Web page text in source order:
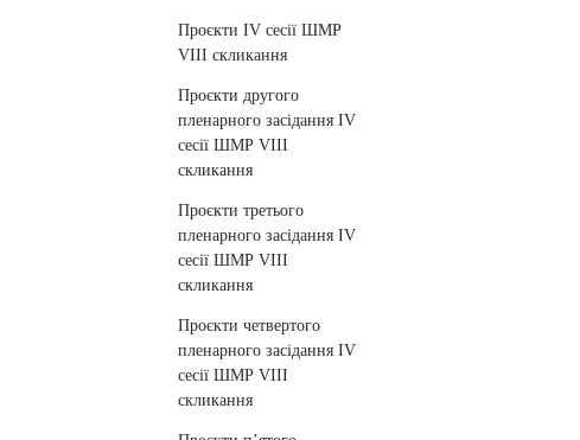
Проєкти IV сесії ШМР
VIII cкликання
Проєкти другого
пленарного засідання IV
сесії ШМР VIII
cкликання
Проєкти третього
пленарного засідання IV
сесії ШМР VIII
cкликання
Проєкти четвертого
пленарного засідання ІV
сесії ШМР VIII
cкликання